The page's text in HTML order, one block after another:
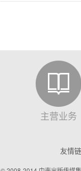
主营业务
友情链